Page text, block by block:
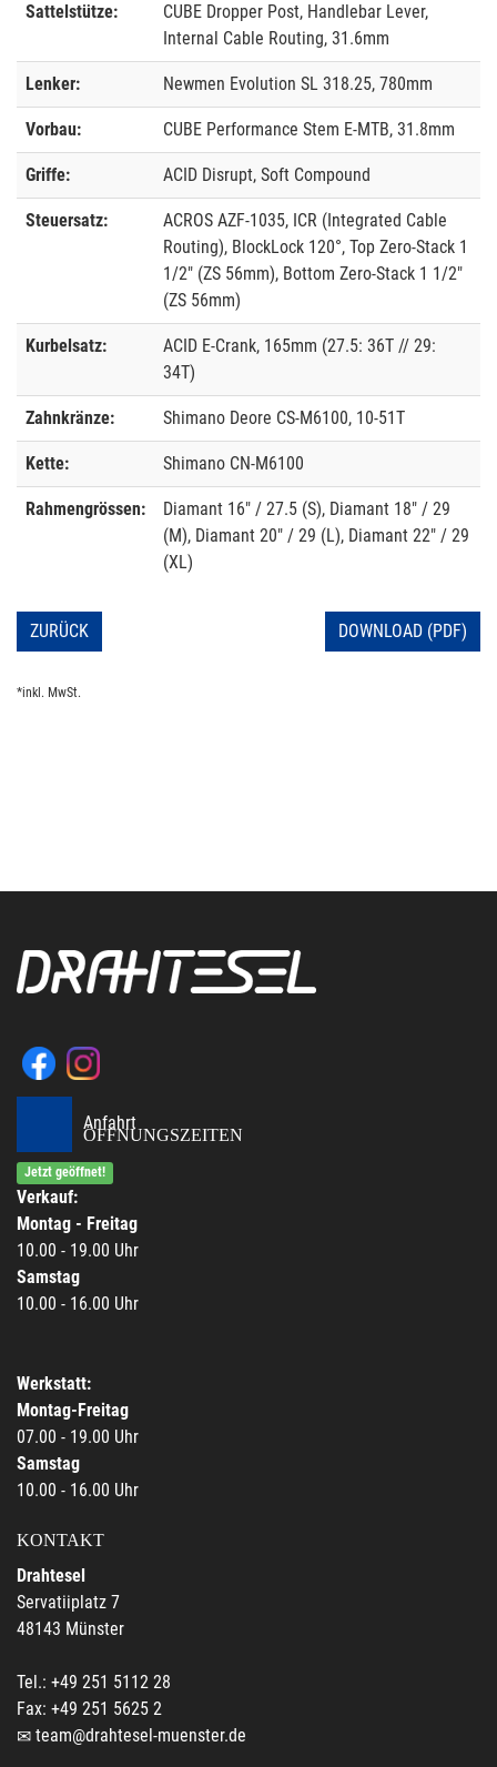
Sattelstütze:
CUBE Dropper Post, Handlebar Lever,
Internal Cable Routing, 31.6mm
Lenker: Newmen Evolution SL 318.25, 780mm
Vorbau: CUBE Performance Stem E-MTB, 31.8mm
Griffe: ACID Disrupt, Soft Compound
Steuersatz:
ACROS AZF-1035, ICR (Integrated Cable
Routing), BlockLock 120°, Top Zero-Stack 1
1/2" (ZS 56mm), Bottom Zero-Stack 1 1/2"
(ZS 56mm)
Kurbelsatz:
ACID E-Crank, 165mm (27.5: 36T // 29:
34T)
Zahnkränze: Shimano Deore CS-M6100, 10-51T
Kette: Shimano CN-M6100
Rahmengrössen:
Diamant 16" / 27.5 (S), Diamant 18" / 29
(M), Diamant 20" / 29 (L), Diamant 22" / 29
(XL)
ZURÜCK DOWNLOAD (PDF)
*inkl. MwSt.
Anfahrt
ÖFFNUNGSZEITEN
Jetzt geöffnet!
Verkauf:
Montag - Freitag
10.00 - 19.00 Uhr
Samstag
10.00 - 16.00 Uhr
Werkstatt:
Montag-Freitag
07.00 - 19.00 Uhr
Samstag
10.00 - 16.00 Uhr
KONTAKT
Drahtesel
Servatiiplatz 7
48143 Münster
Tel.: +49 251 5112 28
Fax: +49 251 5625 2
team@drahtesel-muenster.de